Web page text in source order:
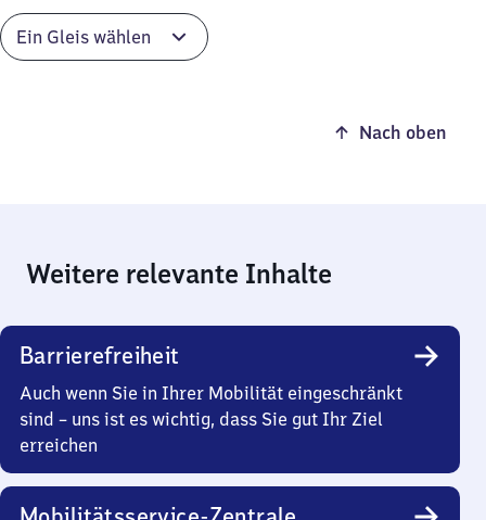
Nach oben
Weitere relevante Inhalte
Barrierefreiheit
Auch wenn Sie in Ihrer Mobilität eingeschränkt
sind – uns ist es wichtig, dass Sie gut Ihr Ziel
erreichen